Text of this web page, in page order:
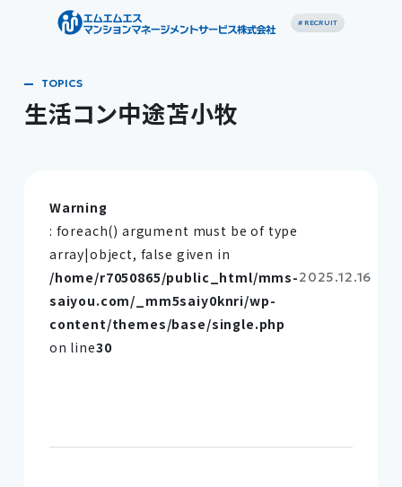
# RECRUIT
生活コン中途苫小牧
Warning
: foreach() argument must be of type
array|object, false given in
/home/r7050865/public_html/mms-
saiyou.com/_mm5saiy0knri/wp-
content/themes/base/single.php
on line30
2025.12.16